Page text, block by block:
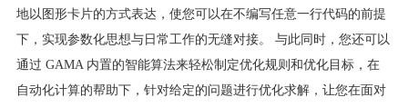
地以图形卡片的方式表达，使您可以在不编写任意一行代码的前提
下，实现参数化思想与日常工作的无缝对接。 与此同时，您还可以
通过 GAMA 内置的智能算法来轻松制定优化规则和优化目标，在
自动化计算的帮助下，针对给定的问题进行优化求解，让您在面对